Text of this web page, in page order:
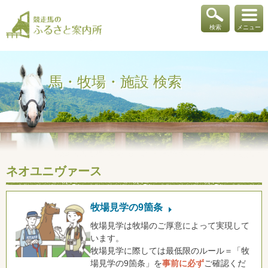
メニュー
検索
馬・牧場・施設 検索
ネオユニヴァース
牧場見学の9箇条
牧場見学は牧場のご厚意によって実現して
います。
牧場見学に際しては最低限のルール＝「牧
場見学の9箇条」を事前に必ずご確認くだ